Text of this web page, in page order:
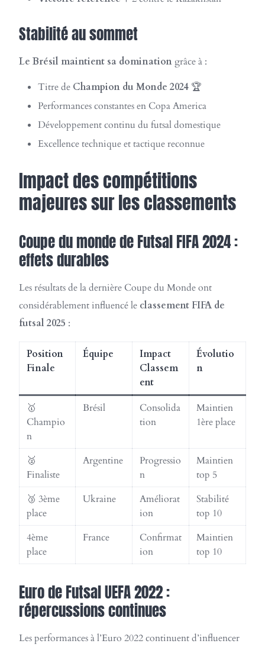
Stabilité au sommet
Le Brésil maintient sa domination grâce à :
Titre de Champion du Monde 2024 🏆
Performances constantes en Copa America
Développement continu du futsal domestique
Excellence technique et tactique reconnue
Impact des compétitions
majeures sur les classements
Coupe du monde de Futsal FIFA 2024 :
effets durables
Les résultats de la dernière Coupe du Monde ont
considérablement influencé le classement FIFA de
futsal 2025 :
Position
Finale
Équipe
Impact
Classem
ent
Évolutio
n
🥇
Champio
n
Brésil
Consolida
tion
Maintien
1ère place
🥈
Finaliste
Argentine
Progressio
n
Maintien
top 5
🥉 3ème
place
Ukraine
Améliorat
ion
Stabilité
top 10
4ème
place
France
Confirmat
ion
Maintien
top 10
Euro de Futsal UEFA 2022 :
répercussions continues
Les performances à l’Euro 2022 continuent d’influencer